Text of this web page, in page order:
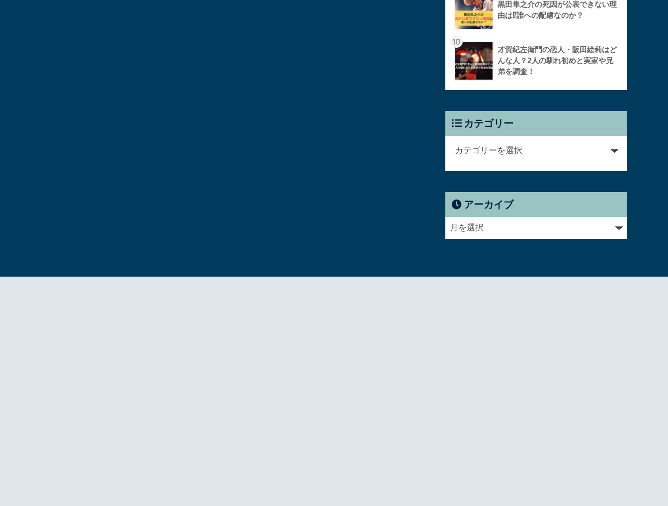
黒田隼之介の死因が公表できない理
由は⁉︎誰への配慮なのか？
10
才賀紀左衛門の恋人・阪田絵莉はど
んな人？2人の馴れ初めと実家や兄
弟を調査！
カテゴリー
アーカイブ